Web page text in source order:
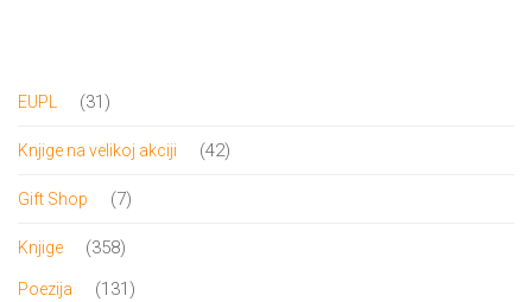
Pro/za
Trgni
se!
Poezija!
EUPL 3131
Knjige na velikoj akciji 4242
Gift Shop 77
Knjige 358358
proizvoda
Poezija 131131